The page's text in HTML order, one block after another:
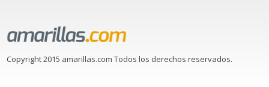
Copyright 2015 amarillas.com Todos los derechos reservados.